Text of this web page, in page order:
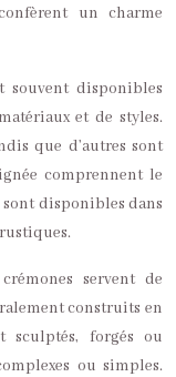
un charme
souvent disponibles
et de styles.
que d’autres sont
comprennent le
disponibles dans
servent de
construits en
sculptés, forgés ou
ou simples.